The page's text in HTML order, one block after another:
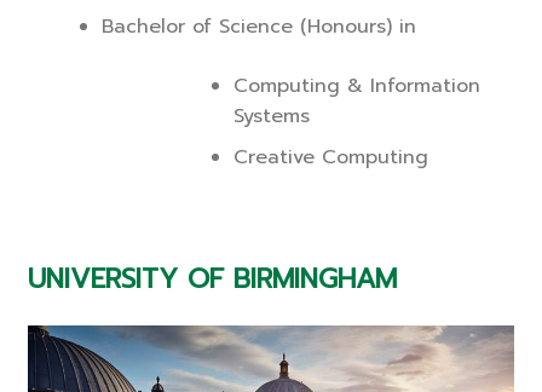
Bachelor of Science (Honours) in
Computing & Information
Systems
Creative Computing
UNIVERSITY OF BIRMINGHAM